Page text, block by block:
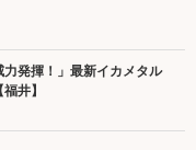
力発揮！」最新イカメタル
井】